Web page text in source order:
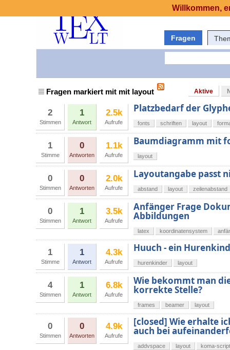
Fragen
Fragen markiert mit mit layout Aktive
2
Stimmen
1
Antwort
2.5k
Aufrufe
Platzbedarf der
fonts schriften layout
1
Stimme
0
Antworten
1.1k
Aufrufe
Baumdiagramm mit
layout
0
Stimmen
0
Antworten
2.0k
Aufrufe
Layoutangabe passt
abstand layout zeilenabstand
0
Stimmen
1
Antwort
3.5k
Aufrufe
Anfänger Frage
Abbildungen
latex koordinatensystem
1
Stimme
1
Antwort
4.3k
Aufrufe
Huuch - ein
hurenkinder layout
4
Stimmen
1
Antwort
6.8k
Aufrufe
Wie bekommt man
korrekte Stelle?
frames beamer layout
0
Stimmen
0
Antworten
4.9k
Aufrufe
[closed] Wie erhalte
auch bei
addvspace layout koma-script
Willkommen,